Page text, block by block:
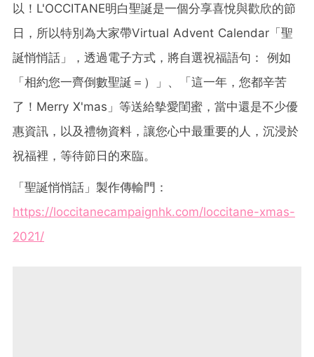
以！L'OCCITANE明白聖誕是一個分享喜悅與歡欣的節
日，所以特別為大家帶Virtual Advent Calendar「聖
誕悄悄話」，透過電子方式，將自選祝福語句： 例如
「相約您一齊倒數聖誕＝）」、「這一年，您都辛苦
了！Merry X'mas」等送給摰愛閨蜜，當中還是不少優
惠資訊，以及禮物資料，讓您心中最重要的人，沉浸於
祝福裡，等待節日的來臨。
「聖誕悄悄話」製作傳輸門：
https://loccitanecampaignhk.com/loccitane-xmas-
2021/